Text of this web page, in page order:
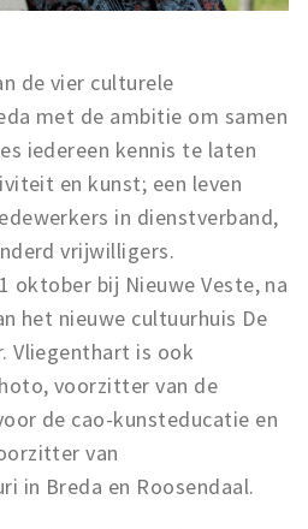
de vier culturele
met de ambitie om samen
iedereen kennis te laten
en kunst; een leven
in dienstverband,
vrijwilligers.
oktober bij Nieuwe Veste, na
het nieuwe cultuurhuis De
Vliegenthart is ook
voorzitter van de
de cao-kunsteducatie en
van
in Breda en Roosendaal.